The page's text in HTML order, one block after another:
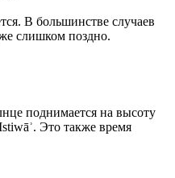
В большинстве случаев
слишком поздно.
поднимается на высоту
Это также время